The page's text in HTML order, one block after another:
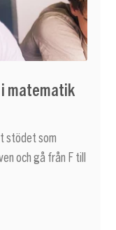
matematik
stödet som
och gå från F till